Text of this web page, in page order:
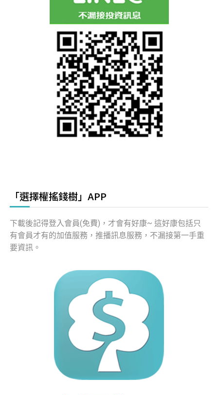
「選擇權搖錢樹」APP
下載後記得登入會員(免費)，才會有好康~ 這好康包括只
有會員才有的加值服務，推播訊息服務，不漏接第一手重
要資訊。